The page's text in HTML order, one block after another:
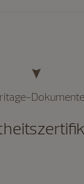
Dokumente